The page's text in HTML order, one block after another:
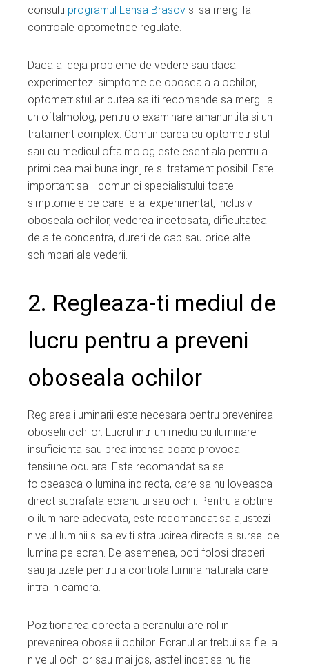
consulti programul Lensa Brasov si sa mergi la
controale optometrice regulate.
Daca ai deja probleme de vedere sau daca
experimentezi simptome de oboseala a ochilor,
optometristul ar putea sa iti recomande sa mergi la
un oftalmolog, pentru o examinare amanuntita si un
tratament complex. Comunicarea cu optometristul
sau cu medicul oftalmolog este esentiala pentru a
primi cea mai buna ingrijire si tratament posibil. Este
important sa ii comunici specialistului toate
simptomele pe care le-ai experimentat, inclusiv
oboseala ochilor, vederea incetosata, dificultatea
de a te concentra, dureri de cap sau orice alte
schimbari ale vederii.
2. Regleaza-ti mediul de
lucru pentru a preveni
oboseala ochilor
Reglarea iluminarii este necesara pentru prevenirea
oboselii ochilor. Lucrul intr-un mediu cu iluminare
insuficienta sau prea intensa poate provoca
tensiune oculara. Este recomandat sa se
foloseasca o lumina indirecta, care sa nu loveasca
direct suprafata ecranului sau ochii. Pentru a obtine
o iluminare adecvata, este recomandat sa ajustezi
nivelul luminii si sa eviti stralucirea directa a sursei de
lumina pe ecran. De asemenea, poti folosi draperii
sau jaluzele pentru a controla lumina naturala care
intra in camera.
Pozitionarea corecta a ecranului are rol in
prevenirea oboselii ochilor. Ecranul ar trebui sa fie la
nivelul ochilor sau mai jos, astfel incat sa nu fie